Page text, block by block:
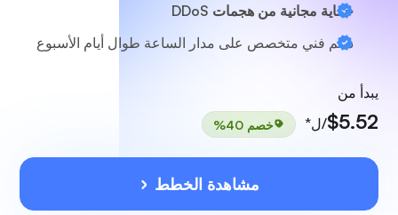
حماية مجانية من هجمات DDoS
دعم فني متخصص على مدار الساعة طوال أيام الأسبوع
يبدأ من
$5.52/ل* خصم 40%
مشاهدة الخطط